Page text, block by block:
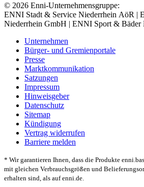
© 2026 Enni-Unternehmensgruppe:
ENNI Stadt & Service Niederrhein AöR |
Niederrhein GmbH | ENNI Sport & Bäder
Unternehmen
Bürger- und Gremienportale
Presse
Marktkommunikation
Satzungen
Impressum
Hinweisgeber
Datenschutz
Sitemap
Kündigung
Vertrag widerrufen
Barriere melden
* Wir garantieren Ihnen, dass die Produkte
mit gleichen Verbrauchsgrößen und
erhalten sind, als auf enni.de.